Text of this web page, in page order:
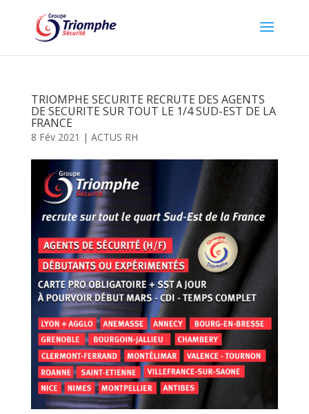
TRIOMPHE SECURITE RECRUTE DES AGENTS
DE SECURITE SUR TOUT LE 1/4 SUD-EST DE LA
FRANCE
8 Fév 2021 | ACTUS RH